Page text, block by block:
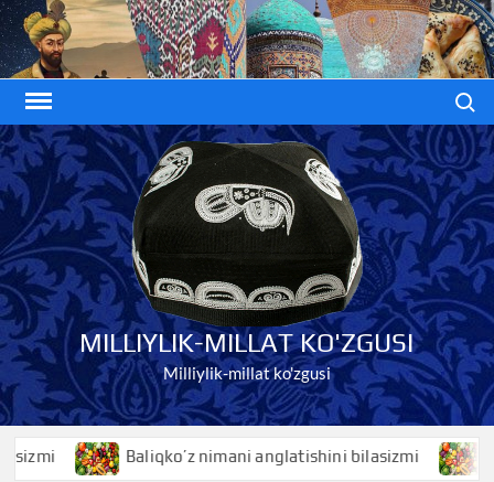
Skip
to
content
MILLIYLIK-MILLAT KO'ZGUSI
Milliylik-millat ko'zgusi
Baliqko’z nimani anglatishini bilasizmi Baliq